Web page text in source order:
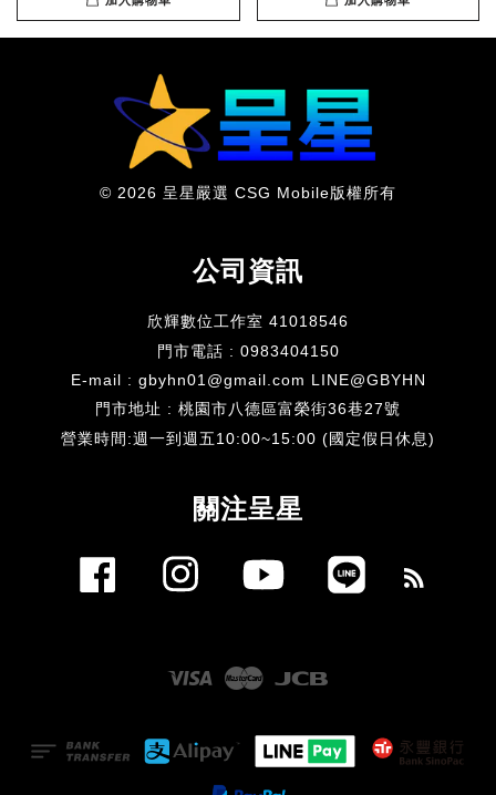
© 2026 呈星嚴選 CSG Mobile版權所有
公司資訊
欣輝數位工作室 41018546
門市電話 : 0983404150
E-mail : gbyhn01@gmail.com LINE@GBYHN
門市地址 : 桃園市八德區富榮街36巷27號
​營業時間:週一到週五10:00~15:00 (國定假日休息)
關注呈星
Facebook Instagram YouTube
Visa Master